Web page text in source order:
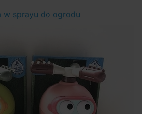
w sprayu do ogrodu